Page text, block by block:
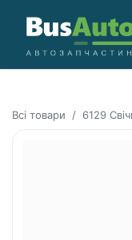
Всі товари 6129